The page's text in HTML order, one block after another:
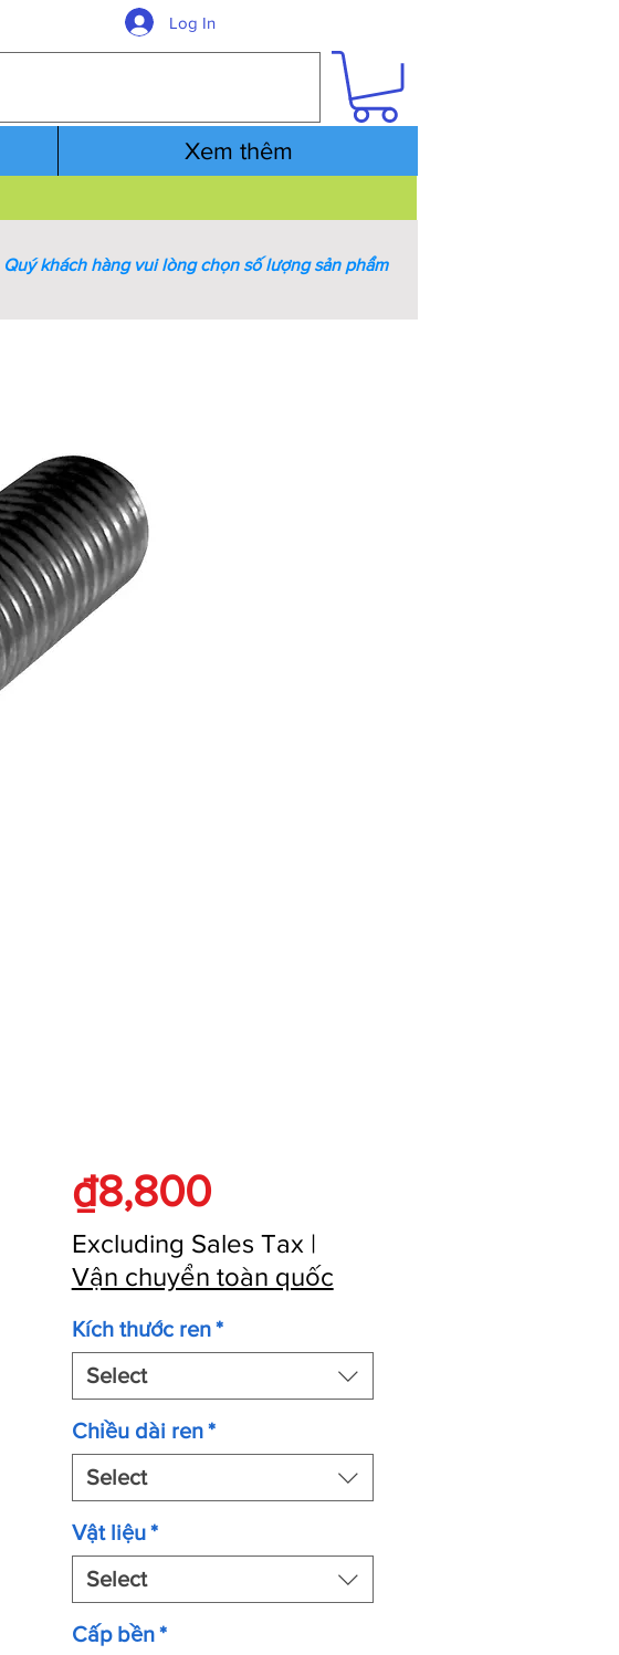
Log In
Xem thêm
₫8,800Price
Excluding Sales Tax|
Vận chuyển toàn quốc
Kích thước ren*
Select
Chiều dài ren*
Select
Vật liệu*
Select
Cấp bền*
Quý khách hàng vui lòng chọn số lượng sản phẩm